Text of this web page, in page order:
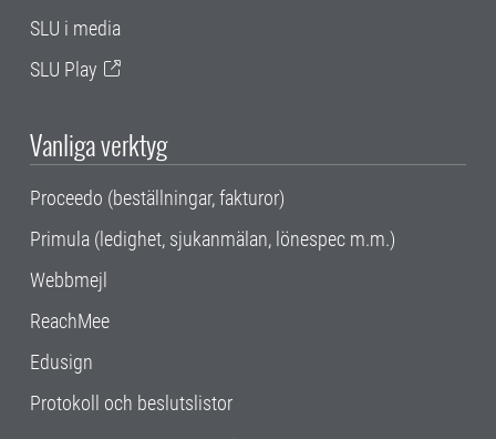
SLU i media
SLU Play
Vanliga verktyg
Proceedo (beställningar, fakturor)
Primula (ledighet, sjukanmälan, lönespec m.m.)
Webbmejl
ReachMee
Edusign
Protokoll och beslutslistor